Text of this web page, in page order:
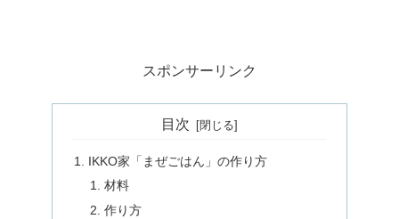
スポンサーリンク
目次
IKKO家「まぜごはん」の作り方
材料
作り方